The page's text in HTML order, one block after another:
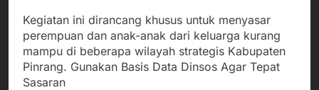
Kegiatan ini dirancang khusus untuk menyasar
perempuan dan anak-anak dari keluarga kurang
mampu di beberapa wilayah strategis Kabupaten
Pinrang. Gunakan Basis Data Dinsos Agar Tepat
Sasaran